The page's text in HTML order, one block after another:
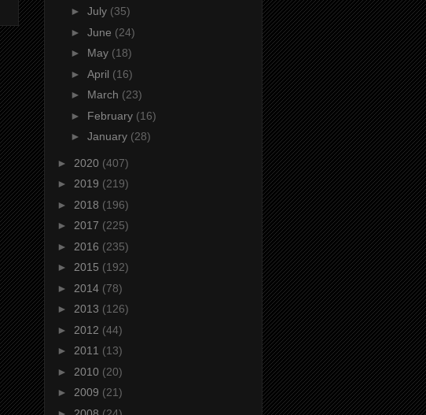
► July (35)
► June (24)
► May (18)
► April (16)
► March (23)
► February (16)
► January (28)
► 2020 (407)
► 2019 (219)
► 2018 (196)
► 2017 (225)
► 2016 (235)
► 2015 (192)
► 2014 (78)
► 2013 (126)
► 2012 (44)
► 2011 (13)
► 2010 (20)
► 2009 (21)